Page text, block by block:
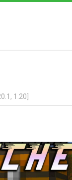
1.20]